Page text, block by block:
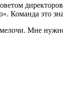
Команда это
Мне